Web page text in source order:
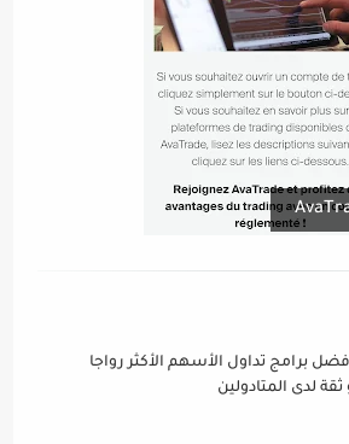
برامج تداول الأسهم الأكثر رواجا
ثقة لدى المتادولين